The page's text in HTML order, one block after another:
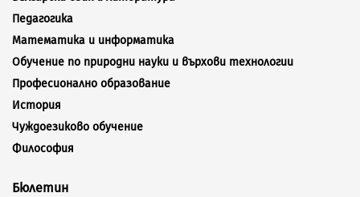
Педагогика
Математика и информатика
Обучение по природни науки и върхови технологии
Професионално образование
История
Чуждоезиково обучение
Философия
Бюлетин